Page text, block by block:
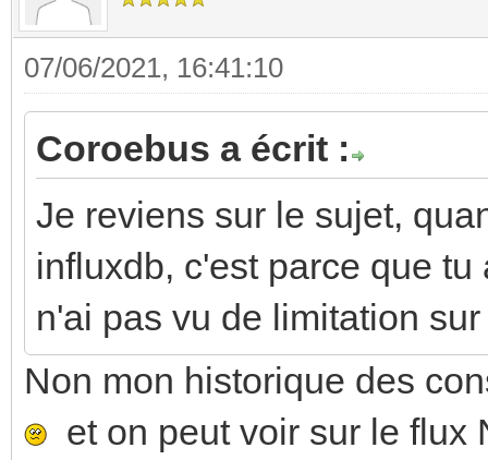
07/06/2021, 16:41:10
Coroebus a écrit :
Je reviens sur le sujet,
influxdb, c'est parce que
n'ai pas vu de limitation
Non mon historique des
et on peut voir sur le flux